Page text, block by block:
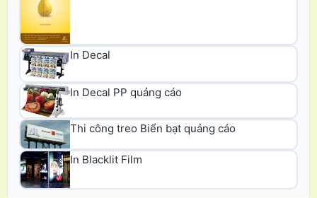
In Decal
In Decal PP quảng cáo
Thi công treo Biển bạt quảng cáo
In Blacklit Film